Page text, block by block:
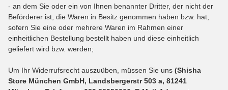
- an dem Sie oder ein von Ihnen benannter Dritter, der nicht der
Beförderer ist, die Waren in Besitz genommen haben bzw. hat,
sofern Sie eine oder mehrere Waren im Rahmen einer
einheitlichen Bestellung bestellt haben und diese einheitlich
geliefert wird bzw. werden;
Um Ihr Widerrufsrecht auszuüben, müssen Sie uns (Shisha
Store München GmbH, Landsbergerstr 503 a, 81241